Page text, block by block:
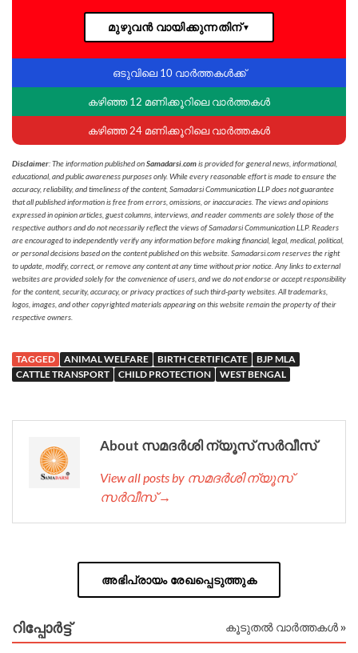
മുഴുവൻ വായിക്കുന്നതിന്▼
ഒടുവിലെ 10 വാർത്തകൾക്ക്
കഴിഞ്ഞ 12 മണിക്കൂറിലെ വാർത്തകൾ
കഴിഞ്ഞ 24 മണിക്കൂറിലെ വാർത്തകൾ
Disclaimer: The information published onSamadarsi.comis provided for general news, informational,
educational, and public awareness purposes only. While every reasonable effort is made to ensure the
accuracy, reliability, and timeliness of the content, Samadarsi Communication LLP does not guarantee
that all published information is free from errors, omissions, or inaccuracies. The views and opinions
expressed in opinion articles, guest columns, interviews, and reader comments are solely those of the
respective authors and do not necessarily reflect the views of Samadarsi Communication LLP. Readers
are encouraged to independently verify any information before making financial, legal, medical, political,
or personal decisions based on the content published on this website. Samadarsi.com reserves the right
to update, modify, correct, or remove any content at any time without prior notice. Any links to external
websites are provided solely for the convenience of users, and we do not endorse or accept responsibility
for the content, security, accuracy, or privacy practices of such third-party websites. All trademarks,
logos, images, and other copyrighted materials appearing on this website remain the property of their
respective owners.
TAGGED ANIMAL WELFARE BIRTH CERTIFICATE
BJP MLA
CATTLE TRANSPORT
CHILD PROTECTION WEST BENGAL
About സമദർശി ന്യൂസ് സർവീസ്
View all posts by സമദർശി ന്യൂസ്
സർവീസ് →
അഭിപ്രായം രേഖപ്പെടുത്തുക
റിപ്പോര്‍ട്ട് കൂടുതൽ വാർത്തകൾ »